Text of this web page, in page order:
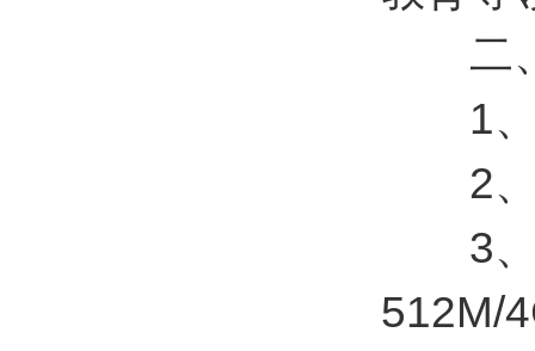
二、
1、
2、
3、7
512M/